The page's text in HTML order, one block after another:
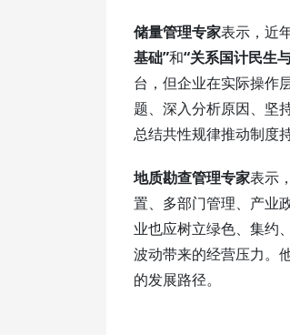
储量管理专家表示，近
基础”和“关系国计民生
台，但企业在实际操作
题、深入分析原因、坚
总结共性规律推动制度
地质勘查管理专家表示
置、多部门管理、产业
业也应树立绿色、集约
波动带来的经营压力。
的发展路径。